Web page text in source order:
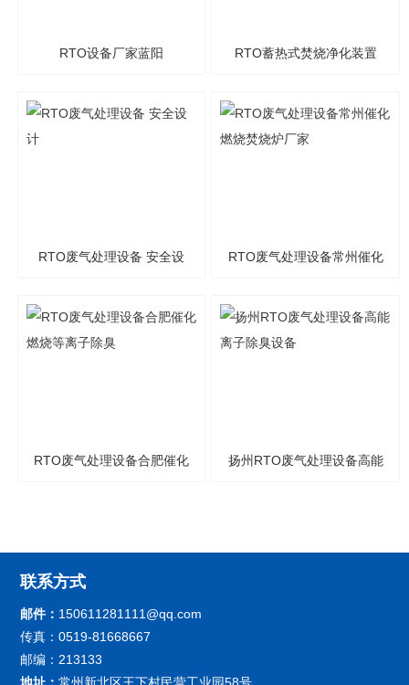
RTO设备厂家蓝阳 RTO蓄热式焚烧净化装置
RTO废气处理设备 安全设 RTO废气处理设备常州催化
RTO废气处理设备合肥催化 扬州RTO废气处理设备高能
联系方式
邮件： 150611281111@qq.com
传真：0519-81668667
邮编：213133